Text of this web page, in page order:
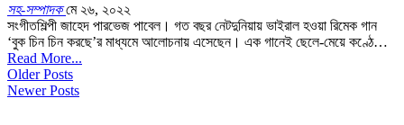
সহ-সম্পাদকমে ২৬, ২০২২
সংগীতশিল্পী জাহেদ পারভেজ পাবেল। গত বছর নেটদুনিয়ায় ভাইরাল হওয়া রিমেক গান
‘বুক চিন চিন করছে’র মাধ্যমে আলোচনায় এসেছেন। এক গানেই ছেলে-মেয়ে কণ্ঠে…
Read More...
Older Posts
Newer Posts